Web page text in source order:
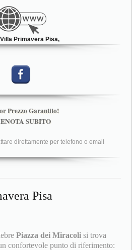
Primavera Pisa,
Prezzo Garantito!
SUBITO
direttamente per telefono o email
Pisa
Piazza dei Miracoli si trova
confortevole punto di riferimento: